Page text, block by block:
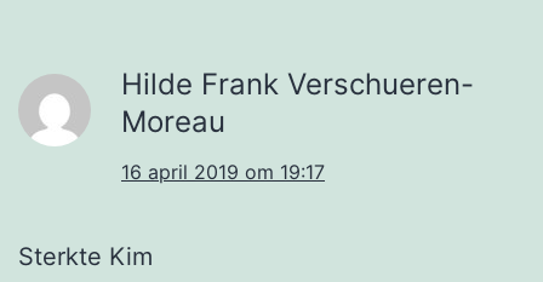
Hilde Frank Verschueren-
Moreau
16 april 2019 om 19:17
Sterkte Kim